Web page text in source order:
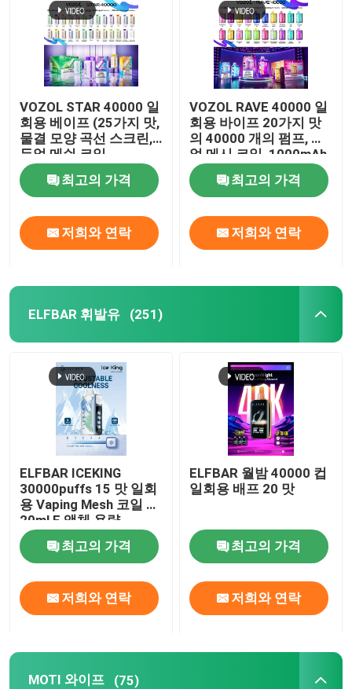
홈
동영상
회사 소개
공장 투어
품질 관리
연락처
견적 요청
VOZOL STAR 40000 일
회용 베이프 (25가지 맛,
물결 모양 곡선 스크린,
듀얼 메쉬 코일,
1000mAh 충전식 배터
리 포함)최고의 가격
저희와 연락
VOZOL RAVE 40000 일
회용 바이프 20가지 맛
의 40000 개의 펌프, 듀
얼 메시 코일, 1000mAh
재충전 배터리
최고의 가격
저희와 연락
ELFBAR 휘발유 (251)
ELFBAR ICEKING
30000puffs 15 맛 일회
용 Vaping Mesh 코일 및
20ml E 액체 용량
최고의 가격
저희와 연락
ELFBAR 월밤 40000 컵
일회용 배프 20 맛
최고의 가격
저희와 연락
MOTI 와이프 (75)